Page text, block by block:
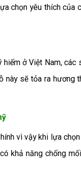
chọn yêu thích
ở Việt Nam,
sẽ tỏa ra
vì vậy khi lựa
khả năng chống